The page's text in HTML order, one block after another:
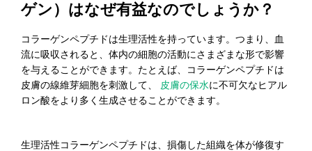
ゲン）はなぜ有益なのでしょうか？
コラーゲンペプチドは生理活性を持っています。つまり、血
流に吸収されると、体内の細胞の活動にさまざまな形で影響
を与えることができます。たとえば、コラーゲンペプチドは
皮膚の線維芽細胞を刺激して、
皮膚の保水に不可欠なヒアル
ロン酸をより多く生成させることができます。
生理活性コラーゲンペプチドは、損傷した組織を体が修復す